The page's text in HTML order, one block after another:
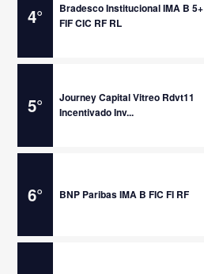
4°
Bradesco Institucional IMA B 5+
FIF CIC RF RL
5°
Journey Capital Vitreo Rdvt11
Incentivado Inv...
6° BNP Paribas IMA B FIC FI RF